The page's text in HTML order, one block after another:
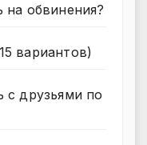
на обвинения?
вариантов)
с друзьями по